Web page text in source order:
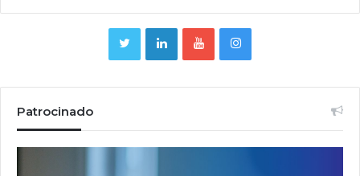
Patrocinado